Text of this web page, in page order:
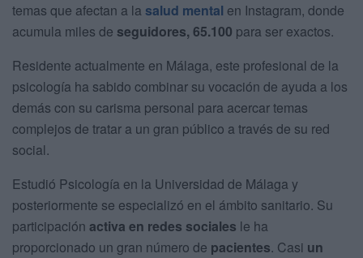
temas que afectan a la salud mental en Instagram, donde
acumula miles de seguidores, 65.100 para ser exactos.
Residente actualmente en Málaga, este profesional de la
psicología ha sabido combinar su vocación de ayuda a los
demás con su carisma personal para acercar temas
complejos de tratar a un gran público a través de su red
social.
Estudió Psicología en la Universidad de Málaga y
posteriormente se especializó en el ámbito sanitario. Su
participación activa en redes sociales le ha
proporcionado un gran número de pacientes. Casi un